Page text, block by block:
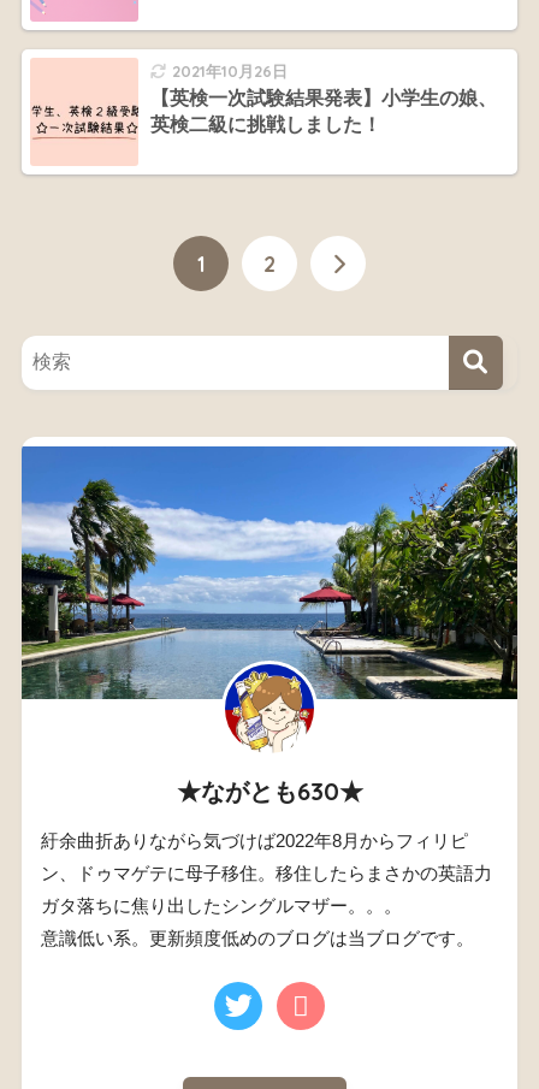
2021年10月26日
【英検一次試験結果発表】小学生の娘、
英検二級に挑戦しました！
1 2
★ながとも630★
紆余曲折ありながら気づけば2022年8月からフィリピ
ン、ドゥマゲテに母子移住。移住したらまさかの英語力
ガタ落ちに焦り出したシングルマザー。。。
意識低い系。更新頻度低めのブログは当ブログです。